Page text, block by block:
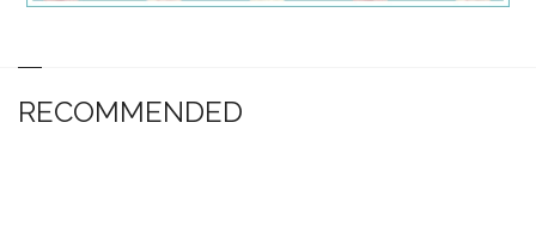
RECOMMENDED